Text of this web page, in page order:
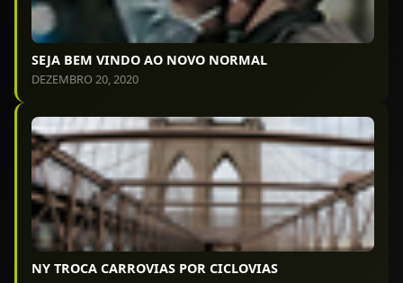
SEJA BEM VINDO AO NOVO NORMAL
DEZEMBRO 20, 2020
NY TROCA CARROVIAS POR CICLOVIAS